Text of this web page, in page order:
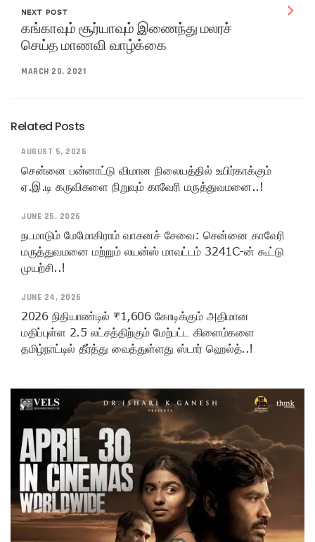
NEXT POST
கங்காவும் சூர்யாவும் இணைந்து மலரச்
செய்த மாணவி வாழ்க்கை
MARCH 20, 2021
Related Posts
AUGUST 5, 2026
சென்னை பன்னாட்டு விமான நிலையத்தில் உயிர்காக்கும்
ஏ.இ.டி கருவிகளை நிறுவும் காவேரி மருத்துவமனை..!
JUNE 25, 2026
நடமாடும் மேமோகிராம் வாகனச் சேவை: சென்னை காவேரி
மருத்துவமனை மற்றும் லயன்ஸ் மாவட்டம் 3241C-ன் கூட்டு
முயற்சி..!
JUNE 24, 2026
2026 நிதியாண்டில் ₹1,606 கோடிக்கும் அதிமான
மதிப்புள்ள 2.5 லட்சத்திற்கும் மேற்பட்ட கிளைம்களை
தமிழ்நாட்டில் தீர்த்து வைத்துள்ளது ஸ்டார் ஹெல்த்..!